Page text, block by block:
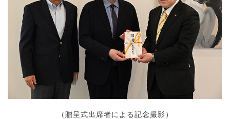
（贈呈式出席者による記念撮影）